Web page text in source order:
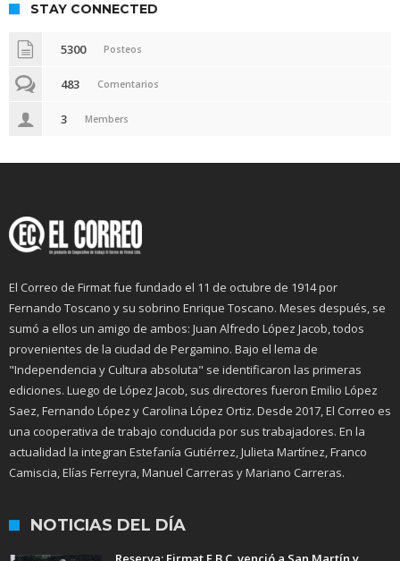
STAY CONNECTED
5300 Posteos
483 Comentarios
3 Members
El Correo de Firmat fue fundado el 11 de octubre de 1914 por
Fernando Toscano y su sobrino Enrique Toscano. Meses después, se
sumó a ellos un amigo de ambos: Juan Alfredo López Jacob, todos
provenientes de la ciudad de Pergamino. Bajo el lema de
"Independencia y Cultura absoluta" se identificaron las primeras
ediciones. Luego de López Jacob, sus directores fueron Emilio López
Saez, Fernando López y Carolina López Ortiz. Desde 2017, El Correo es
una cooperativa de trabajo conducida por sus trabajadores. En la
actualidad la integran Estefanía Gutiérrez, Julieta Martínez, Franco
Camiscia, Elías Ferreyra, Manuel Carreras y Mariano Carreras.
NOTICIAS DEL DÍA